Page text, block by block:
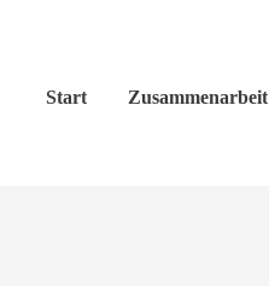
Start Zusammenarbeit